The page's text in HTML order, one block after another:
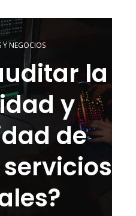
Y NEGOCIOS
la
y
de